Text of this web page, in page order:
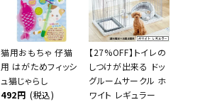
猫用おもちゃ 仔猫
用 はがためフィッシ
ュ猫じゃらし
492円 (税込)
【27%OFF】トイレの
しつけが出来る ドッ
グルームサークル ホ
ワイト レギュラー